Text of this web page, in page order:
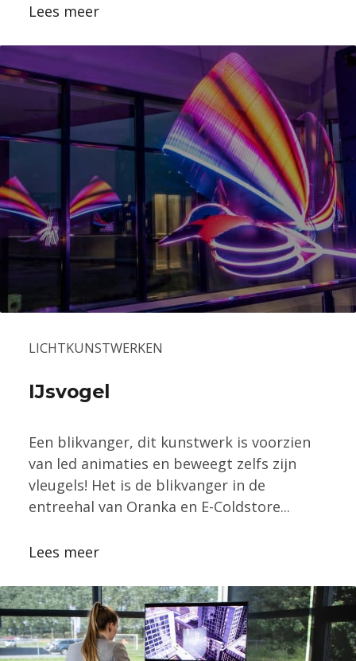
Lees meer
LICHTKUNSTWERKEN
IJsvogel
Een blikvanger, dit kunstwerk is voorzien
van led animaties en beweegt zelfs zijn
vleugels! Het is de blikvanger in de
entreehal van Oranka en E-Coldstore...
Lees meer